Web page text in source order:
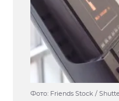
Фото: Friends Stock /